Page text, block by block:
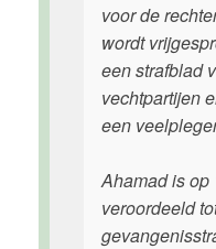
voor de
wordt
een strafblad
vechtpartijen
een
Ahamad is op
veroordeeld